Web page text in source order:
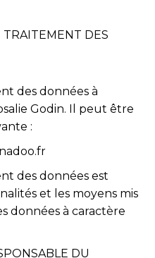
TRAITEMENT DES
des données à
Godin. Il peut être
:
des données est
et les moyens mis
données à caractère
DU